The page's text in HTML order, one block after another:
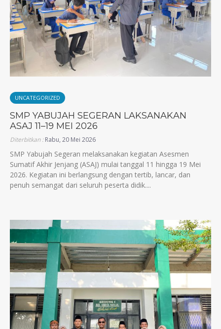
UNCATEGORIZED
SMP YABUJAH SEGERAN LAKSANAKAN
ASAJ 11–19 MEI 2026
Diterbitkan :Rabu, 20 Mei 2026
SMP Yabujah Segeran melaksanakan kegiatan Asesmen
Sumatif Akhir Jenjang (ASAJ) mulai tanggal 11 hingga 19 Mei
2026. Kegiatan ini berlangsung dengan tertib, lancar, dan
penuh semangat dari seluruh peserta didik....